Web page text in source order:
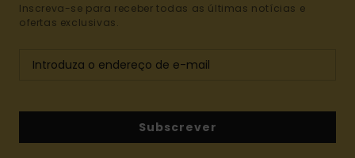
Inscreva-se para receber todas as últimas notícias e
ofertas exclusivas.
Subscrever